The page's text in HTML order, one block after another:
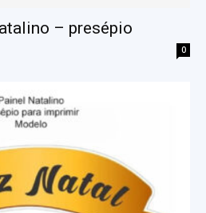
– presépio
0